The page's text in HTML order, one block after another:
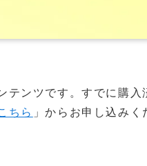
テンツです。すでに購
ちら 」からお申し込みく